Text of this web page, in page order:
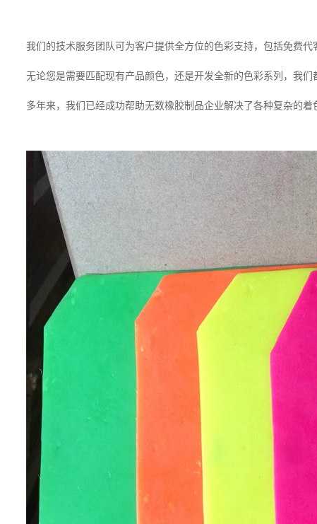
我们的技术服务团队可为客户提供全方位的色彩支持，包括免费代
无论您是需要匹配现有产品颜色，还是开发全新的色彩系列，我们
多年来，我们已经成功帮助无数橡胶制品企业解决了各种复杂的着